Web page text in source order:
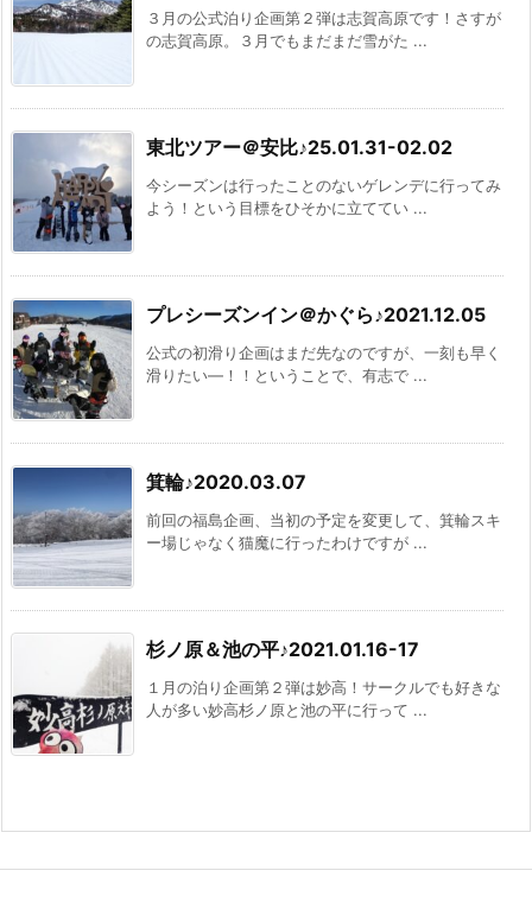
３月の公式泊り企画第２弾は志賀高原です！さすが
の志賀高原。３月でもまだまだ雪がた ...
東北ツアー＠安比♪25.01.31-02.02
今シーズンは行ったことのないゲレンデに行ってみ
よう！という目標をひそかに立ててい ...
プレシーズンイン＠かぐら♪2021.12.05
公式の初滑り企画はまだ先なのですが、一刻も早く
滑りたい―！！ということで、有志で ...
箕輪♪2020.03.07
前回の福島企画、当初の予定を変更して、箕輪スキ
ー場じゃなく猫魔に行ったわけですが ...
杉ノ原＆池の平♪2021.01.16-17
１月の泊り企画第２弾は妙高！サークルでも好きな
人が多い妙高杉ノ原と池の平に行って ...